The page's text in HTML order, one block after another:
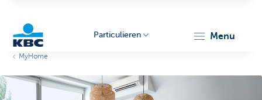
Particulieren menu
MyHome